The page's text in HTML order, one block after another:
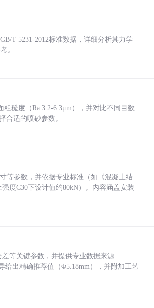
T 5231-2012标准数据，详细分析其力学
。
糙度（Ra 3.2-6.3μm），并对比不同目数
合适的喷砂参数。
等参数，并依据专业标准（如《混凝土结
度C30下设计值约80kN）。内容涵盖安装
等关键参数，并提供专业数据来源
给出精确推荐值（Φ5.18mm），并附加工艺